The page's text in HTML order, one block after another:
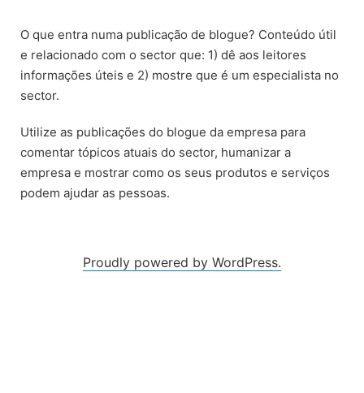
content
O que entra numa publicação de blogue? Conteúdo útil
e relacionado com o sector que: 1) dê aos leitores
informações úteis e 2) mostre que é um especialista no
sector.
Utilize as publicações do blogue da empresa para
comentar tópicos atuais do sector, humanizar a
empresa e mostrar como os seus produtos e serviços
podem ajudar as pessoas.
Proudly powered by WordPress.